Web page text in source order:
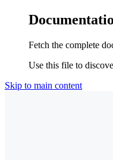
Fetch the complete
Use this file to
Skip to main content